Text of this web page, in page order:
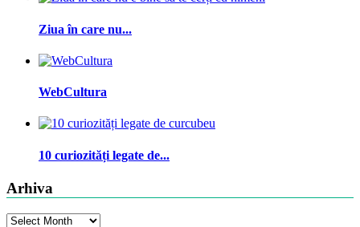
Ziua în care nu...
WebCultura
10 curiozități legate de...
Arhiva
Arhiva